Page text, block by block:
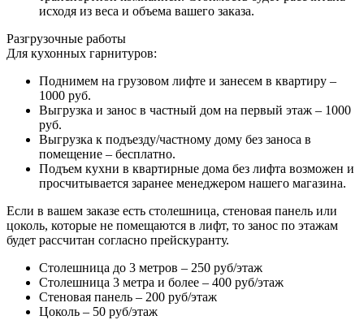
исходя из веса и объема вашего заказа.
Разгрузочные работы
Для кухонных гарнитуров:
Поднимем на грузовом лифте и занесем в квартиру –
1000 руб.
Выгрузка и занос в частный дом на первый этаж – 1000
руб.
Выгрузка к подъезду/частному дому без заноса в
помещение – бесплатно.
Подъем кухни в квартирные дома без лифта возможен и
просчитывается заранее менеджером нашего магазина.
Если в вашем заказе есть столешница, стеновая панель или
цоколь, которые не помещаются в лифт, то занос по этажам
будет рассчитан согласно прейскуранту.
Столешница до 3 метров – 250 руб/этаж
Столешница 3 метра и более – 400 руб/этаж
Стеновая панель – 200 руб/этаж
Цоколь – 50 руб/этаж